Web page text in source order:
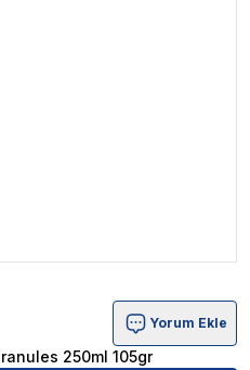
105gr Ürün Yorumları
Yorum Ekle
250ml 105gr